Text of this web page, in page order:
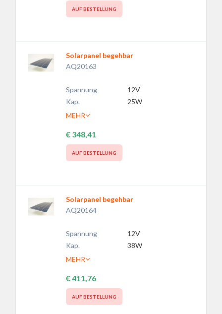
AUF BESTELLUNG
Solarpanel begehbar
AQ20163
Spannung
12V
Kap.
25W
MEHR
€ 348,41
AUF BESTELLUNG
Solarpanel begehbar
AQ20164
Spannung
12V
Kap.
38W
MEHR
€ 411,76
AUF BESTELLUNG